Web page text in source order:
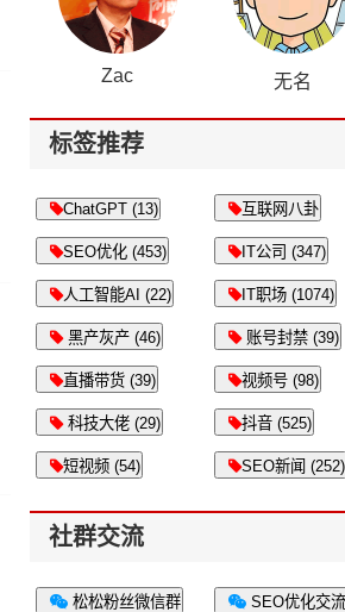
Zac 无名
标签推荐
ChatGPT (13) 互联网八卦
SEO优化 (453) IT公司 (347)
人工智能AI (22) IT职场 (1074)
黑产灰产 (46) 账号封禁 (39)
直播带货 (39) 视频号 (98)
科技大佬 (29) 抖音 (525)
短视频 (54) SEO新闻 (252)
社群交流
松松粉丝微信群 SEO优化交